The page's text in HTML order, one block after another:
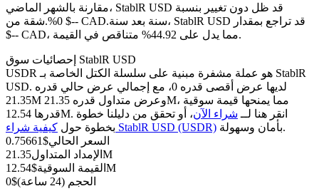
العقود الآجلة USDC
العقود الآجلة باستخدام USDC كضمان
نسخ التداول
مقارنة بالشهر الماضي، StablR USD قد ظل دون تغيير بنسبة
0%.شقة من $-- CAD.سنة بعد سنة، StablR USD قد تراجع بمقدار
$-- CAD، مما يدل على 44.92% متناقص في القيمة.
إحصائيات سوق StablR USD
USDR هو عملة مشفرة مبنية على سلسلة الكتل الخاصة بـ StablR
USD. لديها عرض أقصى قدره 0، مع إجمالي عرض حالي قدره
21.35M وعرض متداول قدره 21.35M، مما يمنحها قيمة سوقية
قدرها 12.54M. انقر هنا لــ شراء الآن، أو تحقق من دليلنا خطوة
بخطوة حول كيفية شراء StablR USD (USDR)
بأمان وسهولة.
السعر الحالي$
0.75661
الإمداد المتداول 21.35M
القيمة السوقية$
12.54M
الحجم (24 ساعة)
$
0